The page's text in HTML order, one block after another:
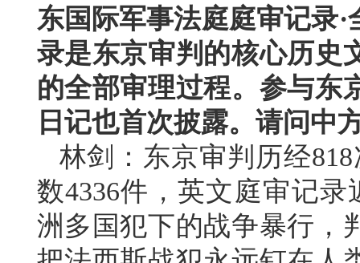
东国际军事法庭庭审记录
录是东京审判的核心历史
的全部审理过程。参与东
日记也首次披露。请问中
林剑：东京审判历经
数4336件，英文庭审记
洲多国犯下的战争暴行，